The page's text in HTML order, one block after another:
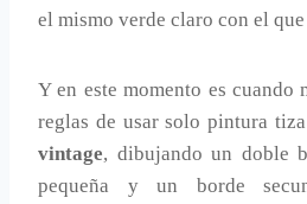
el mismo verde claro con el
Y en este momento es cuando
reglas de usar solo pintura
vintage, dibujando un doble
pequeña y un borde